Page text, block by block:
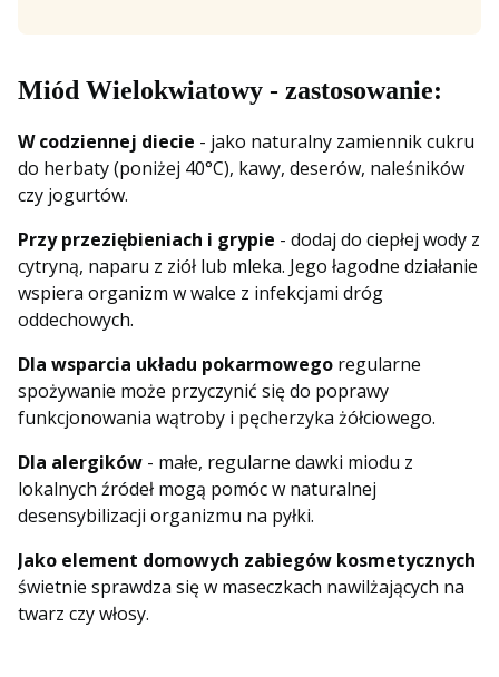
Miód Wielokwiatowy - zastosowanie:
W codziennej diecie - jako naturalny zamiennik cukru
do herbaty (poniżej 40°C), kawy, deserów, naleśników
czy jogurtów.
Przy przeziębieniach i grypie - dodaj do ciepłej wody z
cytryną, naparu z ziół lub mleka. Jego łagodne działanie
wspiera organizm w walce z infekcjami dróg
oddechowych.
Dla wsparcia układu pokarmowego regularne
spożywanie może przyczynić się do poprawy
funkcjonowania wątroby i pęcherzyka żółciowego.
Dla alergików - małe, regularne dawki miodu z
lokalnych źródeł mogą pomóc w naturalnej
desensybilizacji organizmu na pyłki.
Jako element domowych zabiegów kosmetycznych
świetnie sprawdza się w maseczkach nawilżających na
twarz czy włosy.